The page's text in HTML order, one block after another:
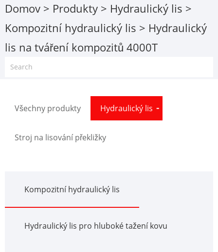
Domov > Produkty > Hydraulický lis >
Kompozitní hydraulický lis > Hydraulický
lis na tváření kompozitů 4000T
Všechny produkty Hydraulický lis
Stroj na lisování překližky
Kompozitní hydraulický lis
Hydraulický lis pro hluboké tažení kovu